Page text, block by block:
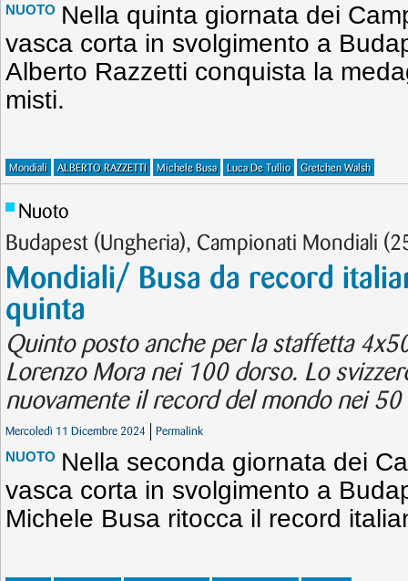
NUOTO Nella quinta giornata dei
vasca corta in svolgimento a
Alberto Razzetti conquista la
misti.
Mondiali ALBERTO RAZZETTI Michele Busa Luca De Tullio Gretchen Walsh
Nuoto
Budapest (Ungheria), Campionati Mondiali
Mondiali/ Busa da record
quinta
Quinto posto anche per la staffetta
Lorenzo Mora nei 100 dorso. Lo
nuovamente il record del mondo nei 50
Mercoledì 11 Dicembre 2024 Permalink
NUOTO Nella seconda giornata dei
vasca corta in svolgimento a
Michele Busa ritocca il record